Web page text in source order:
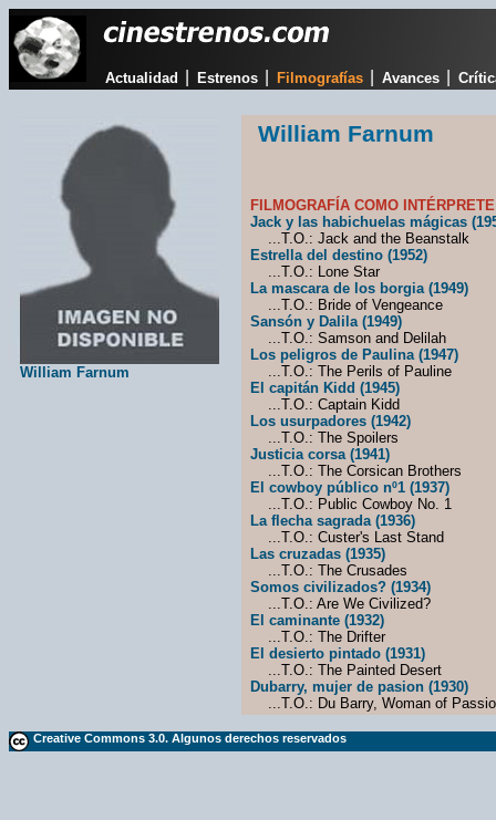
Actualidad Estrenos Filmografías Avances
William Farnum
William Farnum
FILMOGRAFÍA COMO
Jack y las habichuelas mágicas
...T.O.: Jack and the Beanstalk
Estrella del destino (1952)
...T.O.: Lone Star
La mascara de los borgia (1949)
...T.O.: Bride of Vengeance
Sansón y Dalila (1949)
...T.O.: Samson and Delilah
Los peligros de Paulina (1947)
...T.O.: The Perils of Pauline
El capitán Kidd (1945)
...T.O.: Captain Kidd
Los usurpadores (1942)
...T.O.: The Spoilers
Justicia corsa (1941)
...T.O.: The Corsican Brothers
El cowboy público nº1 (1937)
...T.O.: Public Cowboy No. 1
La flecha sagrada (1936)
...T.O.: Custer's Last Stand
Las cruzadas (1935)
...T.O.: The Crusades
Somos civilizados? (1934)
...T.O.: Are We Civilized?
El caminante (1932)
...T.O.: The Drifter
El desierto pintado (1931)
...T.O.: The Painted Desert
Dubarry, mujer de pasion (1930)
...T.O.: Du Barry, Woman of
Creative Commons 3.0. Algunos derechos reservados